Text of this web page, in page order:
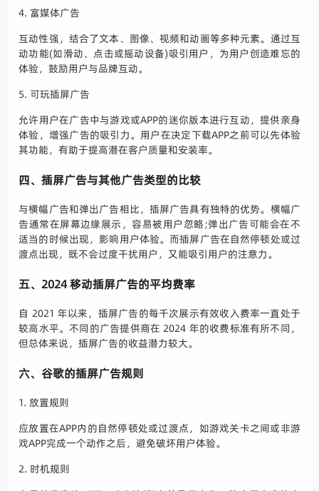
4. 富媒体广告
互动性强，结合了文本、图像、视频和动画等多种元素。通过互
动功能(如滑动、点击或摇动设备)吸引用户，为用户创造难忘的
体验，鼓励用户与品牌互动。
5. 可玩插屏广告
允许用户在广告中与游戏或APP的迷你版本进行互动，提供亲身
体验，增强广告的吸引力。用户在决定下载APP之前可以先体验
其功能，有助于提高潜在客户质量和安装率。
四、插屏广告与其他广告类型的比较
与横幅广告和弹出广告相比，插屏广告具有独特的优势。横幅广
告通常在屏幕边缘展示，容易被用户忽略;弹出广告可能会在不
适当的时候出现，影响用户体验。而插屏广告在自然停顿处或过
渡点出现，既不会过度干扰用户，又能吸引用户的注意力。
五、2024 移动插屏广告的平均费率
自 2021 年以来，插屏广告的每千次展示有效收入费率一直处于
较高水平。不同的广告提供商在 2024 年的收费标准有所不同，
但总体来说，插屏广告的收益潜力较大。
六、谷歌的插屏广告规则
1. 放置规则
应放置在APP内的自然停顿处或过渡点，如游戏关卡之间或非游
戏APP完成一个动作之后，避免破坏用户体验。
2. 时机规则